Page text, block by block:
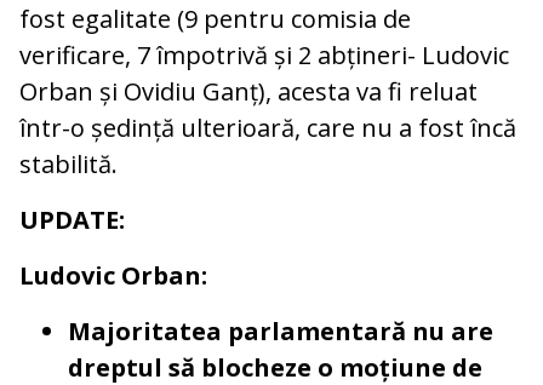
fost egalitate (9 pentru comisia de
verificare, 7 împotrivă și 2 abțineri- Ludovic
Orban și Ovidiu Ganț), acesta va fi reluat
într-o ședință ulterioară, care nu a fost încă
stabilită.
UPDATE:
Ludovic Orban:
Majoritatea parlamentară nu are
dreptul să blocheze o moțiune de